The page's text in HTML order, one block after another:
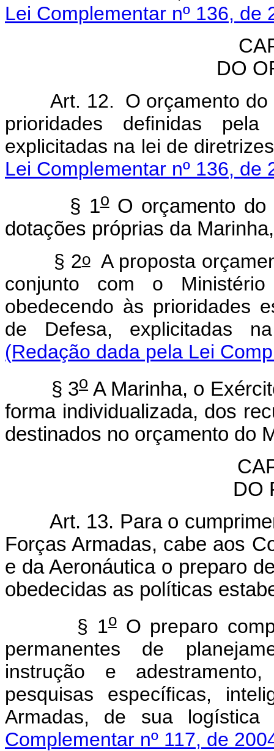
Lei Complementar nº 136, de
DO
Art. 12. O orçamento do
prioridades definidas
explicitadas na lei de
Lei Complementar nº 136, de
§ 1oO orçamento do
dotações próprias da
§ 2oA proposta
conjunto com o
obedecendo às prioridades
de Defesa, explicitadas
(Redação dada pela Lei
§ 3o A Marinha, o
forma individualizada, dos
destinados no orçamento do
DO
Art. 13. Para o
Forças Armadas, cabe aos
e da Aeronáutica o preparo
obedecidas as políticas
§ 1oO preparo
permanentes de
instrução e
pesquisas específicas,
Armadas, de sua
Complementar nº 117, de